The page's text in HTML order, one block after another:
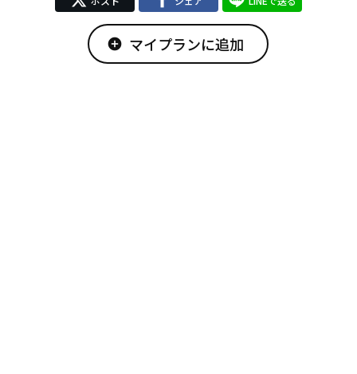
add_circle マイプランに追加